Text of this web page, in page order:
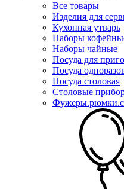
Все товары
Изделия для
Кухонная утварь
Наборы
Наборы чайные
Посуда для
Посуда
Посуда столовая
Столовые